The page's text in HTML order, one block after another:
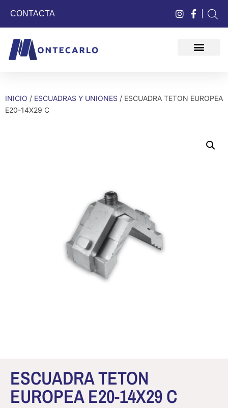
CONTACTA
INICIO / ESCUADRAS Y UNIONES / ESCUADRA TETON EUROPEA
E20-14X29 C
ESCUADRA TETON
EUROPEA E20-14X29 C